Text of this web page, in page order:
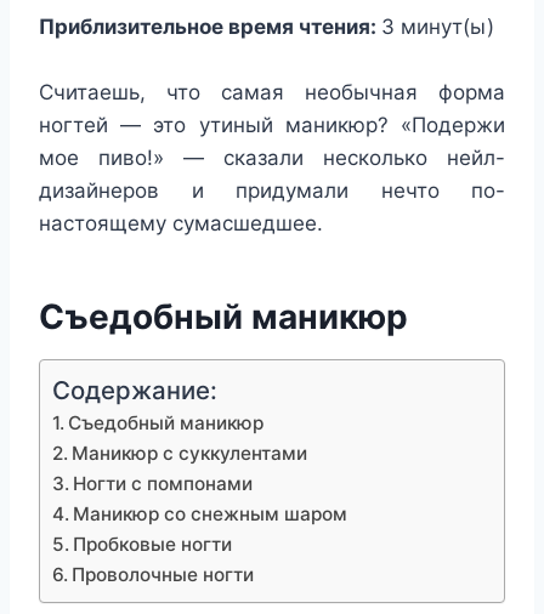
Приблизительное время чтения: 3 минут(ы)
Считаешь, что самая необычная форма
ногтей — это утиный маникюр? «Подержи
мое пиво!» — сказали несколько нейл-
дизайнеров и придумали нечто по-
настоящему сумасшедшее.
Съедобный маникюр
Содержание:
Съедобный маникюр
Маникюр с суккулентами
Ногти с помпонами
Маникюр со снежным шаром
Пробковые ногти
Проволочные ногти